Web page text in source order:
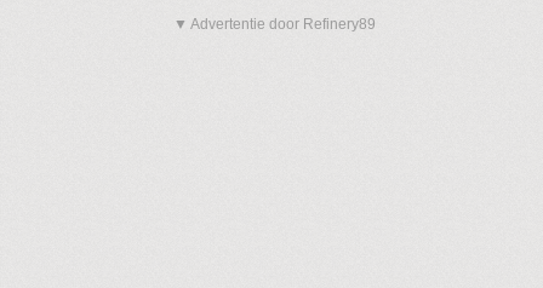
▼ Advertentie door Refinery89